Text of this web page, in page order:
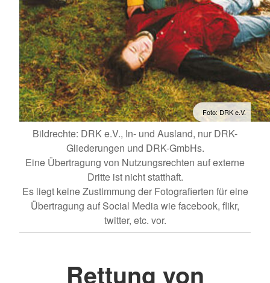
Foto: DRK e.V.
Bildrechte: DRK e.V., In- und Ausland, nur DRK-
Gliederungen und DRK-GmbHs.
Eine Übertragung von Nutzungsrechten auf externe
Dritte ist nicht statthaft.
Es liegt keine Zustimmung der Fotografierten für eine
Übertragung auf Social Media wie facebook, flikr,
twitter, etc. vor.
Rettung von